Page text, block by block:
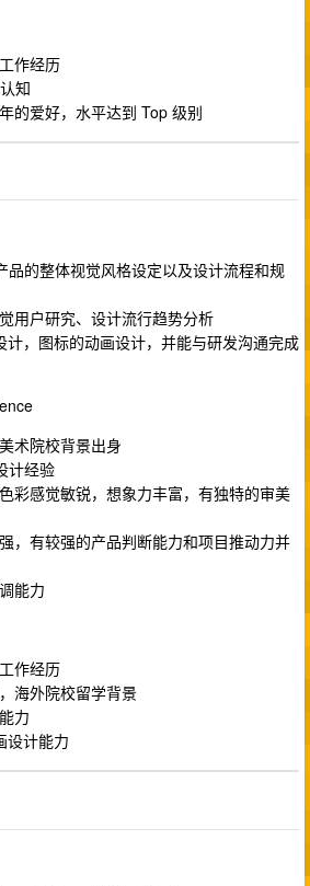
作经历
知
的爱好，水平达到 Top 级别
品的整体视觉风格设定以及设计流程和规
用户研究、设计流行趋势分析
计，图标的动画设计，并能与研发沟通完成
术院校背景出身
计经验
彩感觉敏锐，想象力丰富，有独特的审美
，有较强的产品判断能力和项目推动力并
能力
作经历
海外院校留学背景
力
设计能力